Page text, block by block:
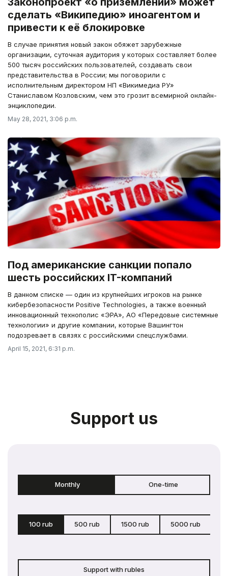
сделать «Википедию» иноагентом и
привести к её блокировке
В случае принятия новый закон обяжет зарубежные
организации, суточная аудитория у которых составляет более
500 тысяч российских пользователей, создавать свои
представительства в России; мы поговорили с
исполнительным директором НП «Викимедиа РУ»
Станиславом Козловским, чем это грозит всемирной онлайн-
энциклопедии.
May 28, 2021, 3:06 p.m.
Под американские санкции попало
шесть российских IT-компаний
В данном списке — один из крупнейших игроков на рынке
кибербезопасности Positive Technologies, а также военный
инновационный технополис «ЭРА», АО «Передовые системные
технологии» и другие компании, которые Вашингтон
подозревает в связях с российскими спецслужбами.
April 15, 2021, 6:31 p.m.
Support us
Monthly One-time
100 rub 500 rub 1500 rub 5000 rub
Support with rubles